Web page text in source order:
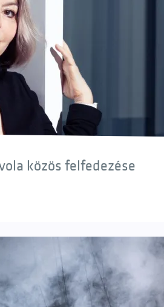
közös felfedezése